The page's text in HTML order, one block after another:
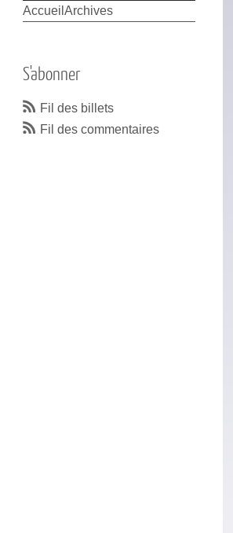
Accueil Archives
S'abonner
Fil des billets
Fil des commentaires